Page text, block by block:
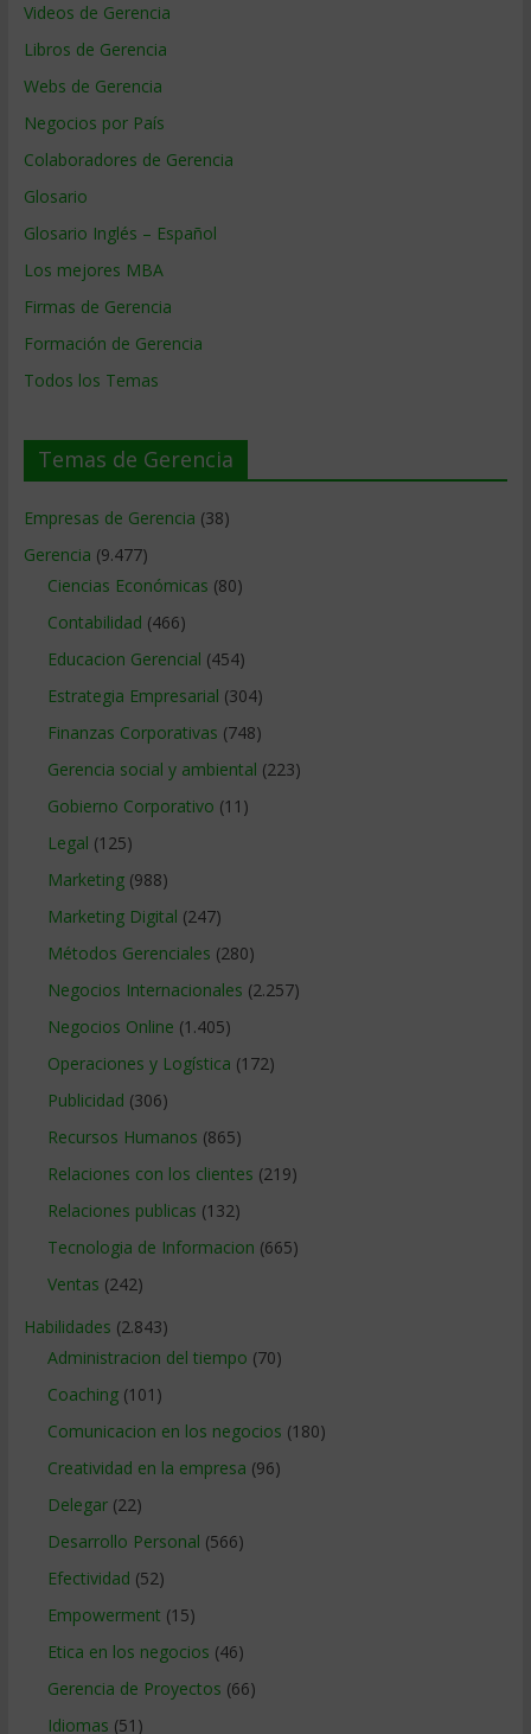
Videos de Gerencia
Libros de Gerencia
Webs de Gerencia
Negocios por País
Colaboradores de Gerencia
Glosario
Glosario Inglés – Español
Los mejores MBA
Firmas de Gerencia
Formación de Gerencia
Todos los Temas
Temas de Gerencia
Empresas de Gerencia (38)
Gerencia (9.477)
Ciencias Económicas (80)
Contabilidad (466)
Educacion Gerencial (454)
Estrategia Empresarial (304)
Finanzas Corporativas (748)
Gerencia social y ambiental (223)
Gobierno Corporativo (11)
Legal (125)
Marketing(988)
Marketing Digital (247)
Métodos Gerenciales (280)
Negocios Internacionales (2.257)
Negocios Online (1.405)
Operaciones y Logística (172)
Publicidad (306)
Recursos Humanos (865)
Relaciones con los clientes (219)
Relaciones publicas (132)
Tecnologia de Informacion (665)
Ventas (242)
Habilidades (2.843)
Administracion del tiempo (70)
Coaching(101)
Comunicacion en los negocios (180)
Creatividad en la empresa (96)
Delegar(22)
Desarrollo Personal (566)
Efectividad (52)
Empowerment (15)
Etica en los negocios (46)
Gerencia de Proyectos (66)
Idiomas (51)